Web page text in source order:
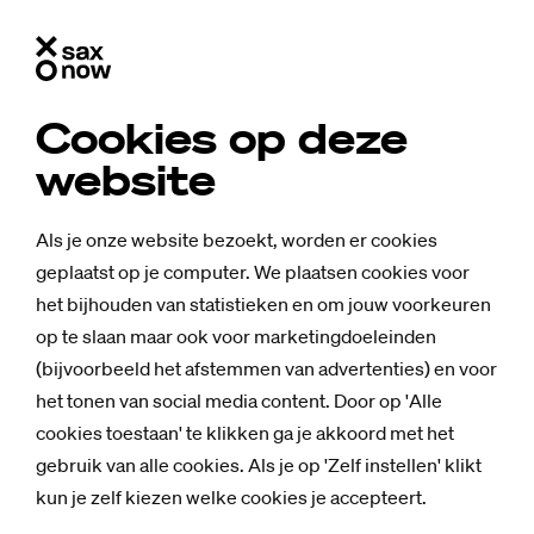
Cookies op deze
website
Als je onze website bezoekt, worden er cookies
geplaatst op je computer. We plaatsen cookies voor
het bijhouden van statistieken en om jouw voorkeuren
op te slaan maar ook voor marketingdoeleinden
(bijvoorbeeld het afstemmen van advertenties) en voor
het tonen van social media content. Door op 'Alle
cookies toestaan' te klikken ga je akkoord met het
gebruik van alle cookies. Als je op 'Zelf instellen' klikt
kun je zelf kiezen welke cookies je accepteert.
Nieuws
Oud-stu­den­te